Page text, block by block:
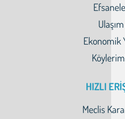
Ulaşım
Ekonomik
HIZLI
Meclis